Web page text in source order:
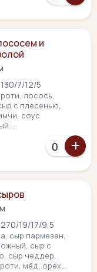
и
7/12/5
лосось,
с плесенью,
соус
...
19/17/9,5
сыр пармезан,
сыр с
сыр чеддер,
мёд, орех...